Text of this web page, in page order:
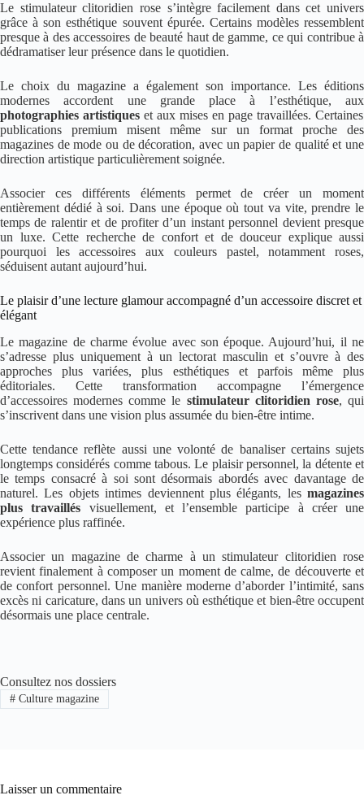
Le stimulateur clitoridien rose s’intègre facilement dans cet univers
grâce à son esthétique souvent épurée. Certains modèles ressemblent
presque à des accessoires de beauté haut de gamme, ce qui contribue à
dédramatiser leur présence dans le quotidien.
Le choix du magazine a également son importance. Les éditions
modernes accordent une grande place à l’esthétique, aux
photographies artistiques et aux mises en page travaillées. Certaines
publications premium misent même sur un format proche des
magazines de mode ou de décoration, avec un papier de qualité et une
direction artistique particulièrement soignée.
Associer ces différents éléments permet de créer un moment
entièrement dédié à soi. Dans une époque où tout va vite, prendre le
temps de ralentir et de profiter d’un instant personnel devient presque
un luxe. Cette recherche de confort et de douceur explique aussi
pourquoi les accessoires aux couleurs pastel, notamment roses,
séduisent autant aujourd’hui.
Le plaisir d’une lecture glamour accompagné d’un accessoire discret et
élégant
Le magazine de charme évolue avec son époque. Aujourd’hui, il ne
s’adresse plus uniquement à un lectorat masculin et s’ouvre à des
approches plus variées, plus esthétiques et parfois même plus
éditoriales. Cette transformation accompagne l’émergence
d’accessoires modernes comme le stimulateur clitoridien rose, qui
s’inscrivent dans une vision plus assumée du bien-être intime.
Cette tendance reflète aussi une volonté de banaliser certains sujets
longtemps considérés comme tabous. Le plaisir personnel, la détente et
le temps consacré à soi sont désormais abordés avec davantage de
naturel. Les objets intimes deviennent plus élégants, les magazines
plus travaillés visuellement, et l’ensemble participe à créer une
expérience plus raffinée.
Associer un magazine de charme à un stimulateur clitoridien rose
revient finalement à composer un moment de calme, de découverte et
de confort personnel. Une manière moderne d’aborder l’intimité, sans
excès ni caricature, dans un univers où esthétique et bien-être occupent
désormais une place centrale.
Consultez nos dossiers
#Culture magazine
Laisser un commentaire